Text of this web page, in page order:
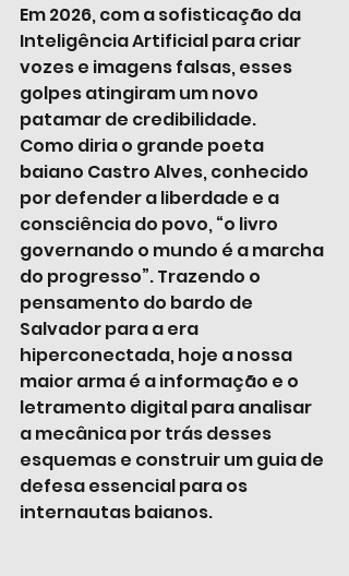
Em 2026, com a sofisticação da
Inteligência Artificial para criar
vozes e imagens falsas, esses
golpes atingiram um novo
patamar de credibilidade.
Como diria o grande poeta
baiano Castro Alves, conhecido
por defender a liberdade e a
consciência do povo, “o livro
governando o mundo é a marcha
do progresso”. Trazendo o
pensamento do bardo de
Salvador para a era
hiperconectada, hoje a nossa
maior arma é a informação e o
letramento digital para analisar
a mecânica por trás desses
esquemas e construir um guia de
defesa essencial para os
internautas baianos.